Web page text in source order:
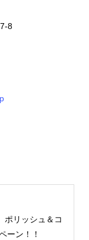
8
リッシュ＆コ
ーン！！